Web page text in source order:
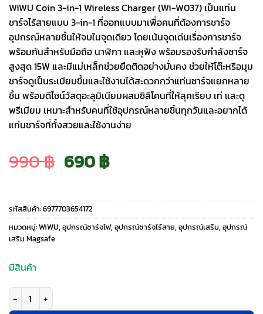
WiWU Coin 3-in-1 Wireless Charger (Wi-W037) เป็นแท่น
ชาร์จไร้สายแบบ 3-in-1 ที่ออกแบบมาเพื่อคนที่ต้องการชาร์จ
อุปกรณ์หลายชิ้นให้จบในจุดเดียว โดยเน้นจุดเด่นเรื่องการชาร์จ
พร้อมกันสำหรับมือถือ นาฬิกา และหูฟัง พร้อมรองรับกำลังชาร์จ
สูงสุด 15W และมีแม่เหล็กช่วยยึดติดอย่างมั่นคง ช่วยให้โต๊ะหรือมุม
ชาร์จดูเป็นระเบียบขึ้นและใช้งานได้สะดวกกว่าแท่นชาร์จแยกหลาย
ชิ้น พร้อมดีไซน์วัสดุอะลูมิเนียมผสมซิลิโคนที่ให้ลุคเรียบ เท่ และดู
พรีเมียม เหมาะสำหรับคนที่ใช้อุปกรณ์หลายชิ้นทุกวันและอยากได้
แท่นชาร์จที่ทั้งสวยและใช้งานง่าย
990฿ Original
price
was:
690฿Current
price
is:
รหัสสินค้า:6977703654172
หมวดหมู่:WiWU, อุปกรณ์ชาร์จไฟ, อุปกรณ์ชาร์จไร้สาย, อุปกรณ์เสริม, อุปกรณ์
เสริม Magsafe
มีสินค้า
จำนวน WiWU รุ่น Coin 3-in-1 Wireless Charger (Wi-W037) - แท่นชาร์จไ